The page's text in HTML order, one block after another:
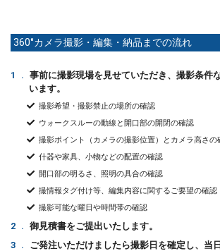
360°カメラ撮影・編集・納品までの流れ
1. 事前に撮影現場を見せていただき、撮影条件
います。
撮影希望・撮影禁止の場所の確認
ウォークスルーの動線と開口部の開閉の確認
撮影ポイント（カメラの撮影位置）とカメラ高さの
什器や家具、小物などの配置の確認
開口部の明るさ、照明の具合の確認
撮情報タグ付け等、編集内容に関するご要望の確認
撮影可能な曜日や時間帯の確認
2. 御見積書をご提出いたします。
3. ご発注いただけましたら撮影日を確定し、当